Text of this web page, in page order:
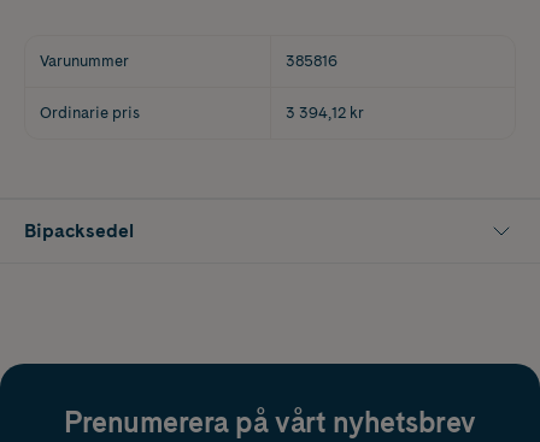
Varunummer 385816
Ordinarie pris 3 394,12 kr
Bipacksedel
Prenumerera på vårt nyhetsbrev